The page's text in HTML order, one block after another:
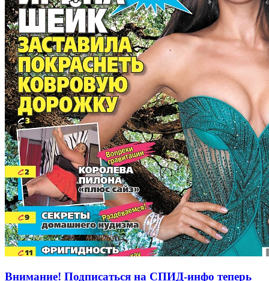
Внимание! Подписаться на СПИД-инфо теперь